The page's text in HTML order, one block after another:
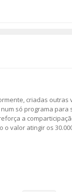
criadas outras
só programa
a
valor atingir os